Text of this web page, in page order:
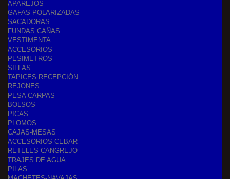
APAREJOS
GAFAS POLARIZADAS
SACADORAS
FUNDAS CAÑAS
VESTIMENTA
ACCESORIOS
PESIMETROS
SILLAS
TAPICES RECEPCIÓN
REJONES
PESA CARPAS
BOLSOS
PICAS
PLOMOS
CAJAS-MESAS
ACCESORIOS CEBAR
RETELES CANGREJO
TRAJES DE AGUA
PILAS